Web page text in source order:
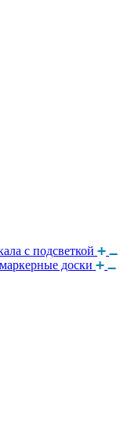
с подсветкой
доски